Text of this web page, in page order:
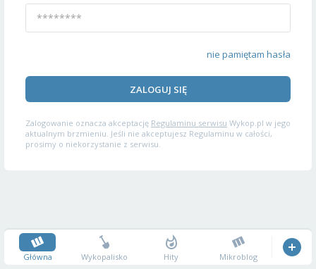
nie pamiętam hasła
ZALOGUJ SIĘ
Zalogowanie oznacza akceptację Regulaminu serwisu Wykop.pl w jego
aktualnym brzmieniu. Jeśli nie akceptujesz Regulaminu w całości,
prosimy o niekorzystanie z serwisu.
Główna Wykopalisko Hity Mikroblog